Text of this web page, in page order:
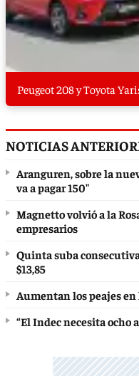
Peugeot 208 y Toyota
NOTICIAS
Aranguren, sobre la
va a pagar 150"
Magnetto volvió a la
empresarios
Quinta suba
$13,85
Aumentan los peajes en
“El Indec necesita ocho